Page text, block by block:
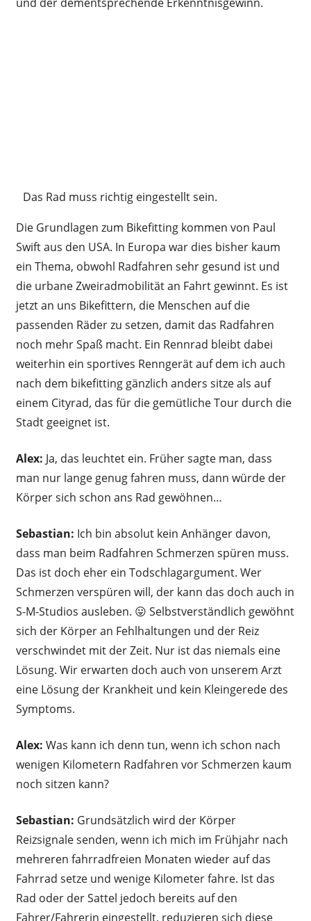
Das Rad muss richtig eingestellt sein.
Die Grundlagen zum Bikefitting kommen von Paul
Swift aus den USA. In Europa war dies bisher kaum
ein Thema, obwohl Radfahren sehr gesund ist und
die urbane Zweiradmobilität an Fahrt gewinnt. Es ist
jetzt an uns Bikefittern, die Menschen auf die
passenden Räder zu setzen, damit das Radfahren
noch mehr Spaß macht. Ein Rennrad bleibt dabei
weiterhin ein sportives Renngerät auf dem ich auch
nach dem bikefitting gänzlich anders sitze als auf
einem Cityrad, das für die gemütliche Tour durch die
Stadt geeignet ist.
Alex: Ja, das leuchtet ein. Früher sagte man, dass
man nur lange genug fahren muss, dann würde der
Körper sich schon ans Rad gewöhnen…
Sebastian: Ich bin absolut kein Anhänger davon,
dass man beim Radfahren Schmerzen spüren muss.
Das ist doch eher ein Todschlagargument. Wer
Schmerzen verspüren will, der kann das doch auch in
S-M-Studios ausleben. 😛 Selbstverständlich gewöhnt
sich der Körper an Fehlhaltungen und der Reiz
verschwindet mit der Zeit. Nur ist das niemals eine
Lösung. Wir erwarten doch auch von unserem Arzt
eine Lösung der Krankheit und kein Kleingerede des
Symptoms.
Alex: Was kann ich denn tun, wenn ich schon nach
wenigen Kilometern Radfahren vor Schmerzen kaum
noch sitzen kann?
Sebastian: Grundsätzlich wird der Körper
Reizsignale senden, wenn ich mich im Frühjahr nach
mehreren fahrradfreien Monaten wieder auf das
Fahrrad setze und wenige Kilometer fahre. Ist das
Rad oder der Sattel jedoch bereits auf den
Fahrer/Fahrerin eingestellt, reduzieren sich diese